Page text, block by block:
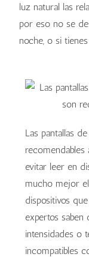
luz natural las
por eso no se
noche, o si
Las pantallas
evitar leer en
mucho mejor
dispositivos
expertos saben
intensidades o
incompatibles